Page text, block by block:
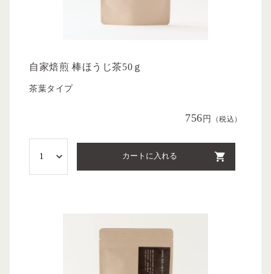
自家焙煎 棒ほうじ茶50ｇ
茶葉タイプ
756 円 （税込）
カートに入れる